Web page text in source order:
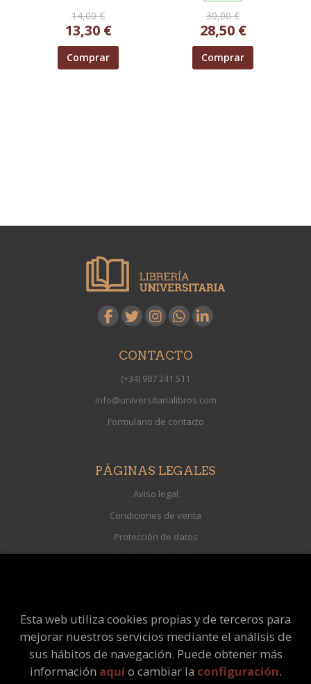
14,00 €
13,30 €
Comprar
30,00 €
28,50 €
Comprar
CONTACTO
(+34) 987 241 511
info@universitarialibros.com
Formulario de contacto
PÁGINAS LEGALES
Aviso legal
Condiciones de venta
Protección de datos
Política de Cookies
Quiénes somos
Pedidos especiales
Esta web utiliza cookies propias y de terceros para
mejorar nuestros servicios mediante el análisis de
sus hábitos de navegación. Puede obtener más
información aquío cambiar la configuración.